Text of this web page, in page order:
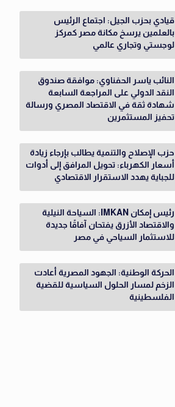
قيادي بحزب الجيل: اجتماع الرئيس
بالعلمين يرسخ مكانة مصر كمركز
لوجستي وتجاري عالمي
النائب ياسر الحفناوي: موافقة صندوق
النقد الدولي على المراجعة السابعة
شهادة ثقة في الاقتصاد المصري ورسالة
تحفيز المستثمرين
حزب الإصلاح والتنمية يطالب بإرجاء زيادة
أسعار الكهرباء: تحويل المرافق إلى أدوات
للجباية يهدد الاستقرار الاقتصادي
رئيس إمكان IMKAN: السياحة النيلية
والاقتصاد الأزرق يفتحان آفاقًا جديدة
للاستثمار السياحي في مصر
الحركة الوطنية: الجهود المصرية أعادت
الزخم لمسار الحلول السياسية للقضية
الفلسطينية